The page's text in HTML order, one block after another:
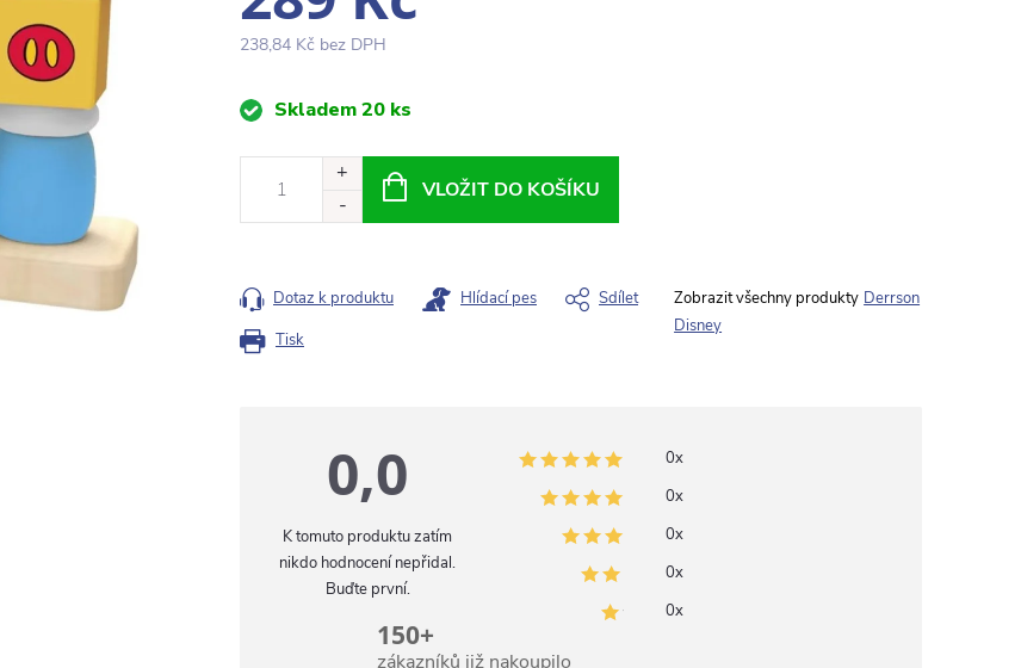
238,84 Kč bez DPH
MěrnáSkladem20 ks
VLOŽIT DO KOŠÍKU
Tisk
Dotaz k produktu Hlídací pes Sdílet
Derrson
Disney
0,0
K tomuto produktu zatím
nikdo hodnocení nepřidal.
Buďte první.
0x
0x
0x
0x
0x
150+
zákazníků již nakoupilo